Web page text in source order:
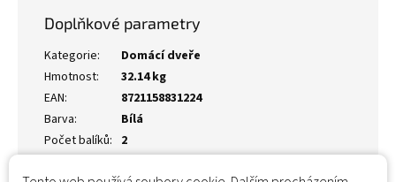
Doplňkové parametry
Kategorie:
Domácí dveře
Hmotnost:
32.14 kg
EAN:
8721158831224
Barva:
Bílá
Počet balíků: 2